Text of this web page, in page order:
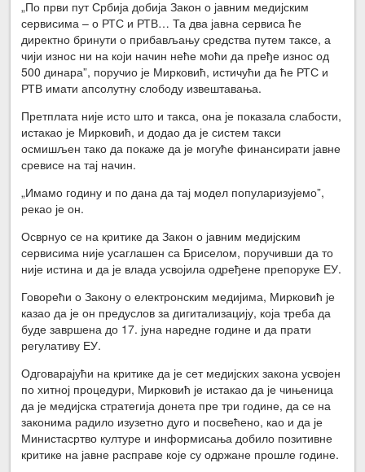
„По први пут Србија добија Закон о јавним медијским
сервисима – о РТС и РТВ… Та два јавна сервиса ће
директно бринути о прибављању средства путем таксе, а
чији износ ни на који начин неће моћи да пређе износ од
500 динара”, поручио је Мирковић, истичући да ће РТС и
РТВ имати апсолутну слободу извештавања.
Претплата није исто што и такса, она је показала слабости,
истакао је Мирковић, и додао да је систем такси
осмишљен тако да покаже да је могуће финансирати јавне
сревисе на тај начин.
„Имамо годину и по дана да тај модел популаризујемо”,
рекао је он.
Осврнуо се на критике да Закон о јавним медијским
сервисима није усаглашен са Бриселом, поручивши да то
није истина и да је влада усвојила одређене препоруке ЕУ.
Говорећи о Закону о електронским медијима, Мирковић је
казао да је он предуслов за дигитализацију, која треба да
буде завршена до 17. јуна наредне године и да прати
регулативу ЕУ.
Одговарајући на критике да је сет медијских закона усвојен
по хитној процедури, Мирковић је истакао да је чињеница
да је медијска стратегија донета пре три године, да се на
законима радило изузетно дуго и посвећено, као и да је
Министасртво културе и информисања добило позитивне
критике на јавне расправе које су одржане прошле године.